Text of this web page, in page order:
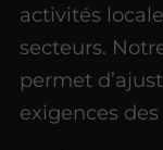
activités
secteurs.
permet
exigences